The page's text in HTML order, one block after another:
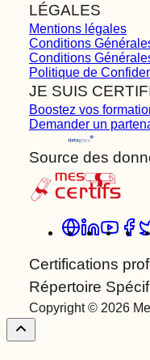
LÉGALES
Mentions légales
Conditions
Conditions
Politique de
JE SUIS
Boostez vos
Demander un
Source des
Certifications
Répertoire
Copyright © 2026